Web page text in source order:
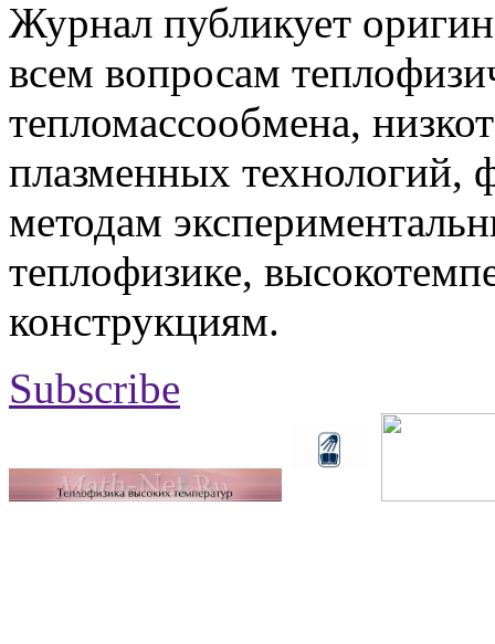
Журнал публикует
всем вопросам
тепломассообмена,
плазменных технологий,
методам
теплофизике,
конструкциям.
Subscribe